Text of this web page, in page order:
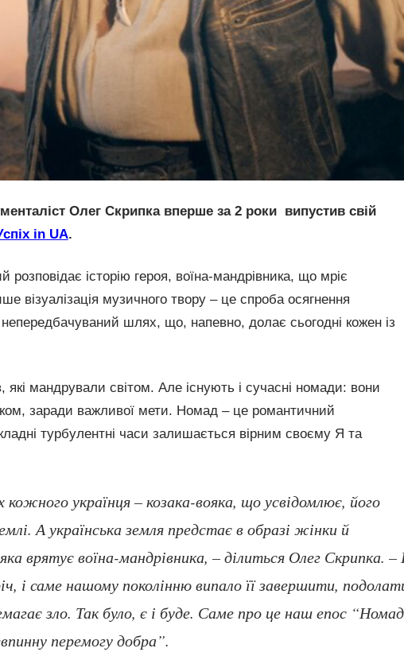
Олег Скрипка вперше за 2 роки випустив свій
in UA.
історію героя, воїна-мандрівника, що мріє
візуалізація музичного твору – це спроба осягнення
непередбачуваний шлях, що, напевно, долає сьогодні кожен із
які мандрували світом. Але існують і сучасні номади: вони
заради важливої мети. Номад – це романтичний
турбулентні часи залишається вірним своєму Я та
українця – козака-вояка, що усвідомлює, його
А українська земля предстає в образі жінки й
врятує воїна-мандрівника, – ділиться Олег Скрипка. –
і саме нашому поколінню випало її завершити,
зло. Так було, є і буде. Саме про це наш епос
перемогу добра”.